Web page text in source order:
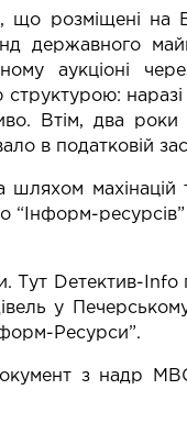
що розміщені на
державного
аукціоні
наразі
Втім, два
в податковій
шляхом махінацій
“Інформ-
Тут Dетектив-Info
у Печерському
Ресурси”.
з надр